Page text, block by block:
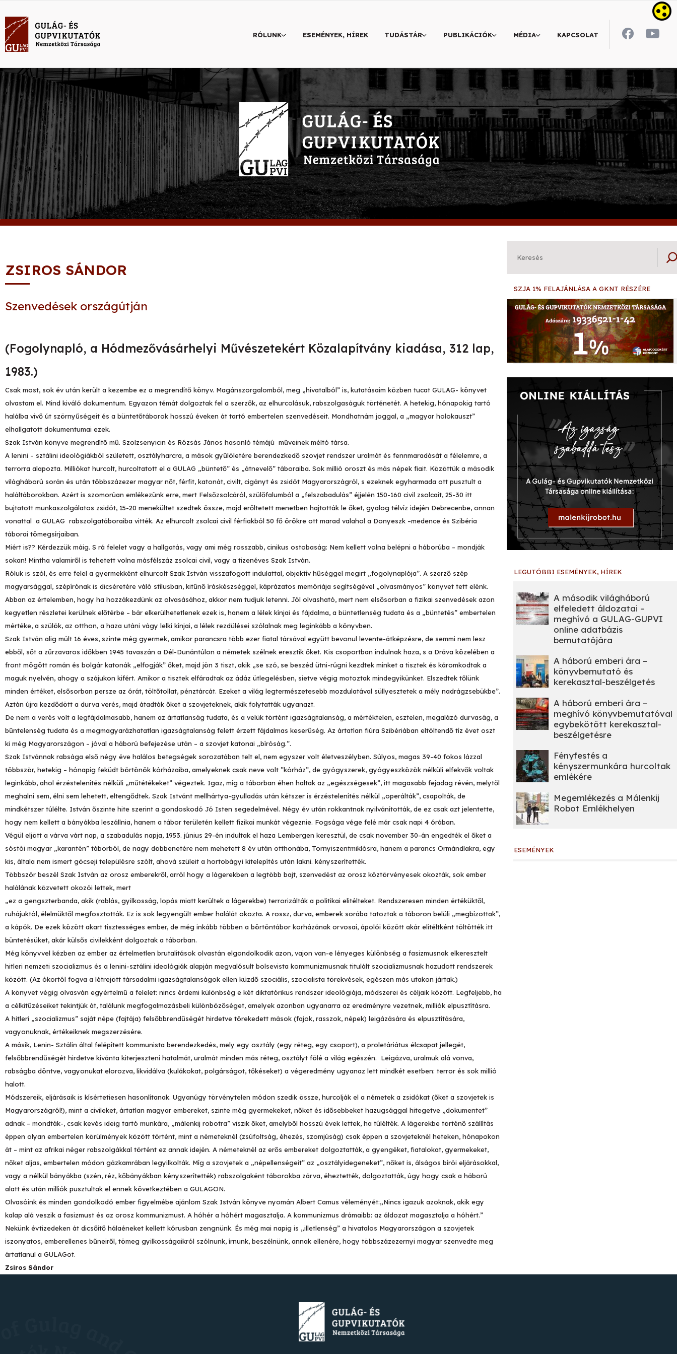
RÓLUNK ESEMÉNYEK, HÍREK TUDÁSTÁR PUBLIKÁCIÓK MÉDIA KAPCSOLAT
ZSIROS SÁNDOR
Szenvedések országútján
(Fogolynapló, a Hódmezővásárhelyi Művészetekért Közalapítvány kiadása, 312 lap,
1983.)
Csak most, sok év után került a kezembe ez a megrendítő könyv. Magánszorgalomból, meg „hivatalból” is, kutatásaim közben tucat GULAG- könyvet
olvastam el. Mind kiváló dokumentum. Egyazon témát dolgoztak fel a szerzők, az elhurcolásuk, rabszolgaságuk történetét. A hetekig, hónapokig tartó
halálba vivő út szörnyűségeit és a büntetőtáborok hosszú éveken át tartó embertelen szenvedéseit. Mondhatnám joggal, a „magyar holokauszt”
elhallgatott dokumentumai ezek.
Szak István könyve megrendítő mű. Szolzsenyicin és Rózsás János hasonló témájú műveinek méltó társa.
A lenini – sztálini ideológiákból született, osztályharcra, a mások gyűlöletére berendezkedő szovjet rendszer uralmát és fennmaradását a félelemre, a
terrorra alapozta. Milliókat hurcolt, hurcoltatott el a GULAG „büntető” és „átnevelő” táboraiba. Sok millió oroszt és más népek fiait. Közöttük a második
világháború során és után többszázezer magyar nőt, férfit, katonát, civilt, cigányt és zsidót Magyarországról, s ezeknek egyharmada ott pusztult a
haláltáborokban. Azért is szomorúan emlékezünk erre, mert Felsőzsolcáról, szülőfalumból a „felszabadulás” éjjelén 150-160 civil zsolcait, 25-30 itt
bujtatott munkaszolgálatos zsidót, 15-20 menekültet szedtek össze, majd erőltetett menetben hajtották le őket, gyalog télvíz idején Debrecenbe, onnan
vonattal a GULAG rabszolgatáboraiba vitték. Az elhurcolt zsolcai civil férfiakból 50 fő örökre ott marad valahol a Donyeszk –medence és Szibéria
táborai tömegsírjaiban.
Miért is?? Kérdezzük máig. S rá felelet vagy a hallgatás, vagy ami még rosszabb, cinikus ostobaság: Nem kellett volna belépni a háborúba – mondják
sokan! Mintha valamiről is tehetett volna másfélszáz zsolcai civil, vagy a tizenéves Szak István.
Róluk is szól, és erre felel a gyermekként elhurcolt Szak István visszafogott indulattal, objektív hűséggel megirt „fogolynaplója”. A szerző szép
magyarsággal, szépírónak is dicséretére váló stílusban, kitűnő íráskészséggel, káprázatos memóriája segítségével „olvasmányos” könyvet tett elénk.
Abban az értelemben, hogy ha hozzákezdünk az olvasásához, akkor nem tudjuk letenni. Jól olvasható, mert nem elsősorban a fizikai szenvedések azon
kegyetlen részletei kerülnek előtérbe – bár elkerülhetetlenek ezek is, hanem a lélek kínjai és fájdalma, a büntetlenség tudata és a „büntetés” embertelen
mértéke, a szülök, az otthon, a haza utáni vágy lelki kínjai, a lélek rezdülései szólalnak meg leginkább a könyvben.
Szak István alig múlt 16 éves, szinte még gyermek, amikor parancsra több ezer fiatal társával együtt bevonul levente-átképzésre, de semmi nem lesz
ebből, sőt a zűrzavaros időkben 1945 tavaszán a Dél-Dunántúlon a németek szélnek eresztik őket. Kis csoportban indulnak haza, s a Dráva közelében a
front mögött román és bolgár katonák „elfogják” őket, majd jön 3 tiszt, akik „se szó, se beszéd ütni-rúgni kezdtek minket a tisztek és káromkodtak a
maguk nyelvén, ahogy a szájukon kifért. Amikor a tisztek elfáradtak az ádáz ütlegelésben, sietve végig motoztak mindegyikünket. Elszedtek tőlünk
minden értéket, elsősorban persze az órát, töltőtollat, pénztárcát. Ezeket a világ legtermészetesebb mozdulatával süllyesztetek a mély nadrágzsebükbe”.
Aztán újra kezdődött a durva verés, majd átadták őket a szovjeteknek, akik folytatták ugyanazt.
De nem a verés volt a legfájdalmasabb, hanem az ártatlanság tudata, és a velük történt igazságtalanság, a mértéktelen, esztelen, megalázó durvaság, a
bűntelenség tudata és a megmagyarázhatatlan igazságtalanság felett érzett fájdalmas keserűség. Az ártatlan fiúra Szibériában eltöltendő tíz évet oszt
ki még Magyarországon – jóval a háború befejezése után – a szovjet katonai „bíróság.”.
Szak Istvánnak rabsága első négy éve halálos betegségek sorozatában telt el, nem egyszer volt életveszélyben. Súlyos, magas 39-40 fokos lázzal
többször, hetekig – hónapig feküdt börtönök kórházaiba, amelyeknek csak neve volt ”kórház”, de gyógyszerek, gyógyeszközök nélküli elfekvők voltak
leginkább, ahol érzéstelenítés nélküli „műtétékeket” végeztek. Igaz, míg a táborban éhen haltak az „egészségesek”, itt magasabb fejadag révén, melytől
meghalni sem, élni sem lehetett, eltengődtek. Szak Istvánt mellhártya-gyulladás után kétszer is érzéstelenítés nélkül „operálták”, csapolták, de
mindkétszer túlélte. István őszinte hite szerint a gondoskodó Jó Isten segedelmével. Négy év után rokkantnak nyilvánították, de ez csak azt jelentette,
hogy nem kellett a bányákba leszállnia, hanem a tábor területén kellett fizikai munkát végeznie. Fogsága vége felé már csak napi 4 órában.
Végül eljött a várva várt nap, a szabadulás napja, 1953. június 29-én indultak el haza Lembergen keresztül, de csak november 30-án engedték el őket a
sóstói magyar „karantén” táborból, de nagy döbbenetére nem mehetett 8 év után otthonába, Tornyiszentmiklósra, hanem a parancs Ormándlakra, egy
kis, általa nem ismert göcseji településre szólt, ahová szüleit a hortobágyi kitelepítés után lakni. kényszerítették.
Többször beszél Szak István az orosz emberekről, arról hogy a lágerekben a legtöbb bajt, szenvedést az orosz köztörvényesek okozták, sok ember
halálának közvetett okozói lettek, mert
„ez a gengszterbanda, akik (rablás, gyilkosság, lopás miatt kerültek a lágerekbe) terrorizálták a politikai elitélteket. Rendszeresen minden értéküktől,
ruhájuktól, élelmüktől megfosztották. Ez is sok legyengült ember halálát okozta. A rossz, durva, emberek sorába tatoztak a táboron belüli „megbízottak”,
a kápók. De ezek között akart tisztességes ember, de még inkább többen a börtöntábor korházának orvosai, ápolói között akár elitéltként töltötték itt
büntetésüket, akár külsős civilekként dolgoztak a táborban.
Még könyvvel kézben az ember az értelmetlen brutalitások olvastán elgondolkodik azon, vajon van-e lényeges különbség a fasizmusnak elkeresztelt
hitleri nemzeti szocializmus és a lenini-sztálini ideológiák alapján megvalósult bolsevista kommunizmusnak titulált szocializmusnak hazudott rendszerek
között. (Az ókortól fogva a létrejött társadalmi igazságtalanságok ellen küzdő szociális, szocialista törekvések, egészen más utakon jártak.)
A könyvet végig olvasván egyértelmű a felelet: nincs érdemi különbség e két diktatórikus rendszer ideológiája, módszerei és céljaik között. Legfeljebb, ha
a célkitűzéseiket tekintjük át, találunk megfogalmazásbeli különbözőséget, amelyek azonban ugyanarra az eredményre vezetnek, milliók elpusztításra.
A hitleri „szocializmus” saját népe (fajtája) felsőbbrendűségét hirdetve törekedett mások (fajok, rasszok, népek) leigázására és elpusztítására,
vagyonuknak, értékeiknek megszerzésére.
A másik, Lenin- Sztálin által felépített kommunista berendezkedés, mely egy osztály (egy réteg, egy csoport), a proletáriátus élcsapat jellegét,
felsőbbrendűségét hirdetve kívánta kiterjeszteni hatalmát, uralmát minden más réteg, osztályt fölé a világ egészén. Leigázva, uralmuk alá vonva,
rabságba döntve, vagyonukat elorozva, likvidálva (kulákokat, polgárságot, tőkéseket) a végeredmény ugyanaz lett mindkét esetben: terror és sok millió
halott.
Módszereik, eljárásaik is kísértetiesen hasonlítanak. Ugyanúgy törvénytelen módon szedik össze, hurcolják el a németek a zsidókat (őket a szovjetek is
Magyarországról!), mint a civileket, ártatlan magyar embereket, szinte még gyermekeket, nőket és idősebbeket hazugsággal hitegetve „dokumentet”
adnak – mondták-, csak kevés ideig tartó munkára, „málenkij robotra” viszik őket, amelyből hosszú évek lettek, ha túlélték. A lágerekbe történő szállítás
éppen olyan embertelen körülmények között történt, mint a németeknél (zsúfoltság, éhezés, szomjúság) csak éppen a szovjeteknél heteken, hónapokon
át – mint az afrikai néger rabszolgákkal történt ez annak idején. A németeknél az erős embereket dolgoztatták, a gyengéket, fiatalokat, gyermekeket,
nőket aljas, embertelen módon gázkamrában legyilkolták. Míg a szovjetek a „népellenségeit” az „osztályidegeneket”, nőket is, álságos bírói eljárásokkal,
vagy a nélkül bányákba (szén, réz, kőbányákban kényszerítették) rabszolgaként táborokba zárva, éheztették, dolgoztatták, úgy hogy csak a háború
alatt és után milliók pusztultak el ennek következtében a GULAGON.
Olvasóink és minden gondolkodó ember figyelmébe ajánlom Szak István könyve nyomán Albert Camus véleményét:„Nincs igazuk azoknak, akik egy
kalap alá veszik a fasizmust és az orosz kommunizmust. A hóhér a hóhért magasztalja. A kommunizmus drámaibb: az áldozat magasztalja a hóhért.”
Nekünk évtizedeken át dicsőítő hálaéneket kellett kórusban zengnünk. És még mai napig is „illetlenség” a hivatalos Magyarországon a szovjetek
iszonyatos, emberellenes bűneiről, tömeg gyilkosságaikról szólnunk, írnunk, beszélnünk, annak ellenére, hogy többszázezernyi magyar szenvedte meg
ártatlanul a GULAGot.
Zsiros Sándor
Keresés
SZJA 1% FELAJÁNLÁSA A GKNT RÉSZÉRE
LEGUTÓBBI ESEMÉNYEK, HÍREK
A második világháború
elfeledett áldozatai –
meghívó a GULAG-GUPVI
online adatbázis
bemutatójára
A háború emberi ára –
könyvbemutató és
kerekasztal-beszélgetés
A háború emberi ára –
meghívó könyvbemutatóval
egybekötött kerekasztal-
beszélgetésre
Fényfestés a
kényszermunkára hurcoltak
emlékére
Megemlékezés a Málenkij
Robot Emlékhelyen
ESEMÉNYEK